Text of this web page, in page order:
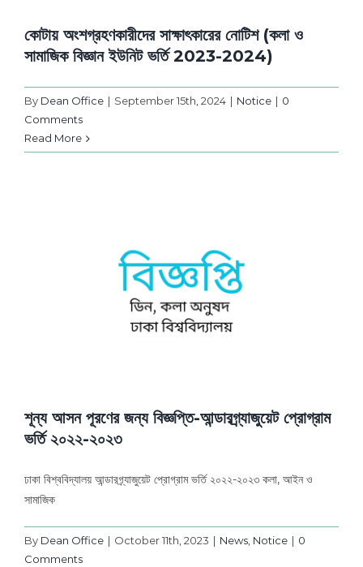
কোটায় অংশগ্রহণকারীদের সাক্ষাৎকারের নোটিশ (কলা ও
সামাজিক বিজ্ঞান ইউনিট ভর্তি 2023-2024)
By Dean Office | September 15th, 2024 | Notice | 0
Comments
Read More
শূন্য আসন পূরণের জন্য বিজ্ঞপ্তি-আন্ডারগ্র্যাজুয়েট প্রোগ্রাম
ভর্তি ২০২২-২০২৩
ঢাকা বিশ্ববিদ্যালয় আন্ডারগ্র্যাজুয়েট প্রোগ্রাম ভর্তি ২০২২-২০২৩ কলা, আইন ও
সামাজিক
By Dean Office | October 11th, 2023 | News Notice | 0
Comments